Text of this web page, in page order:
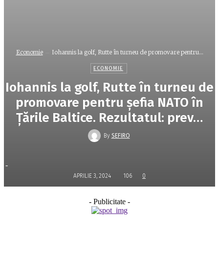
Economie Iohannis la golf, Rutte în turneu de promovare pentru...
ECONOMIE
Iohannis la golf, Rutte în turneu de
promovare pentru șefia NATO în
Țările Baltice. Rezultatul: prev…
By SEFIRO
-
APRILIE 3, 2024 106 0
- Publicitate -